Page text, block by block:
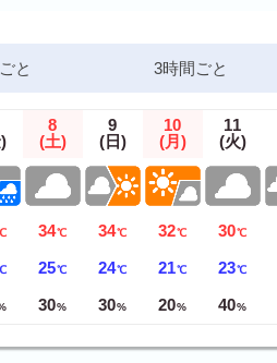
と 3時間ごと
8
(土)
34℃
25℃
30%
9
(日)
34℃
24℃
30%
10
(月)
32℃
21℃
20%
11
(火)
30℃
23℃
40%